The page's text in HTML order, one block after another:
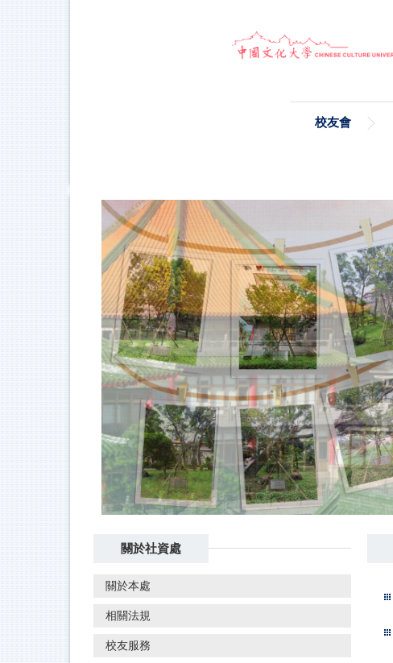
校友會
關於社資處
關於本處
相關法規
校友服務